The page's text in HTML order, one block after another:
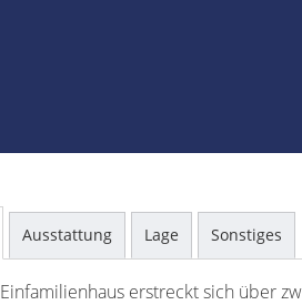
Ausstattung Lage Sonstiges
erstreckt sich über